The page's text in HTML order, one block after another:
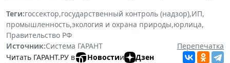
Теги:госсектор,государственный контроль (надзор),ИП,
промышленность,экология и охрана природы,юрлица,
Правительство РФ
Источник:Система ГАРАНТ
Перепечатка
Читать ГАРАНТ.РУ в
Новостии Дзен